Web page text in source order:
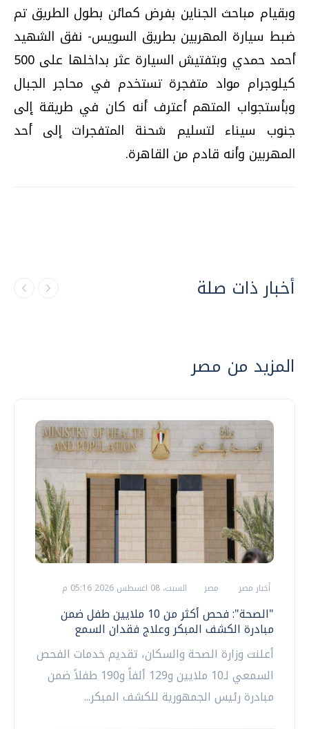
وبقيام مباحث الجناين بفرض كمائن بطول الطريق تم
ضبط سيارة المهربين بطريق السويس- نفق الشهيد
أحمد حمدي وبتفتيش السيارة عثر بداخلها على 500
كيلوجرام مواد متفجرة تستخدم في محاجر الجبال
وبأستجواب المتهم أعترف أنه كان في طريقة إلى
جنوب سيناء لتسليم شحنة المتفجرات إلى أحد
المهربين وأنه قادم من القاهرة.
أخبار ذات صلة
المزيد من مصر
أخبار مصر مصر السبت، 08 اغسطس 2026 05:16 م
"الصحة": فحص أكثر من 10 ملايين طفل ضمن
مبادرة الكشف المبكر وعلاج فقدان السمع
أعلنت وزارة الصحة والسكان، تقديم خدمات الفحص
السمعي لـ10 ملايين و129 ألفاً و190 طفلاً ضمن
مبادرة رئيس الجمهورية للكشف المبكر...